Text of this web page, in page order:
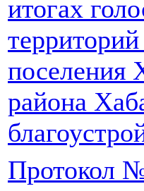
итогах
поселения
района
Протокол